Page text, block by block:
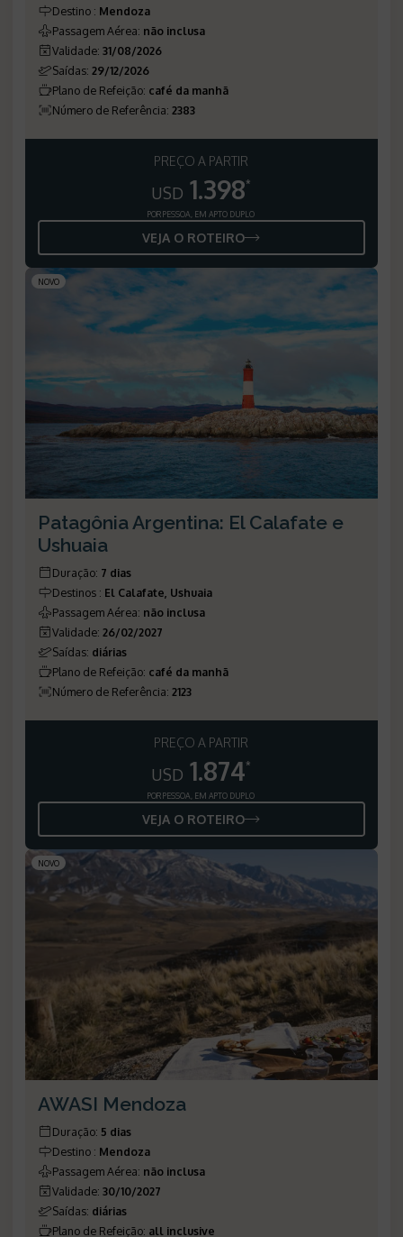
Destino : Mendoza
Passagem Aérea: não inclusa
Validade: 31/08/2026
Saídas: 29/12/2026
Plano de Refeição: café da manhã
Número de Referência: 2383
PREÇO A PARTIR
USD 1.398*
POR PESSOA, EM APTO DUPLO
VEJA O ROTEIRO
NOVO
Patagônia Argentina: El Calafate e
Ushuaia
Duração: 7 dias
Destinos : El Calafate, Ushuaia
Passagem Aérea: não inclusa
Validade: 26/02/2027
Saídas: diárias
Plano de Refeição: café da manhã
Número de Referência: 2123
PREÇO A PARTIR
USD 1.874*
POR PESSOA, EM APTO DUPLO
VEJA O ROTEIRO
NOVO
AWASI Mendoza
Duração: 5 dias
Destino : Mendoza
Passagem Aérea: não inclusa
Validade: 30/10/2027
Saídas: diárias
Plano de Refeição: all inclusive